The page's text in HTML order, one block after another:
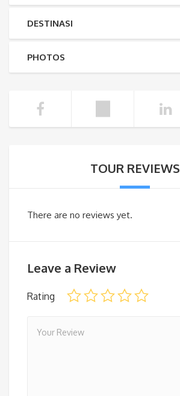
DESTINASI
PHOTOS
TOUR REVIEWS
There are no reviews yet.
Leave a Review
Rating